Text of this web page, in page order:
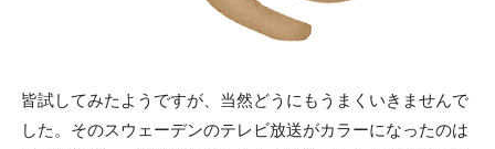
皆試してみたようですが、当然どうにもうまくいきませんで
した。そのスウェーデンのテレビ放送がカラーになったのは